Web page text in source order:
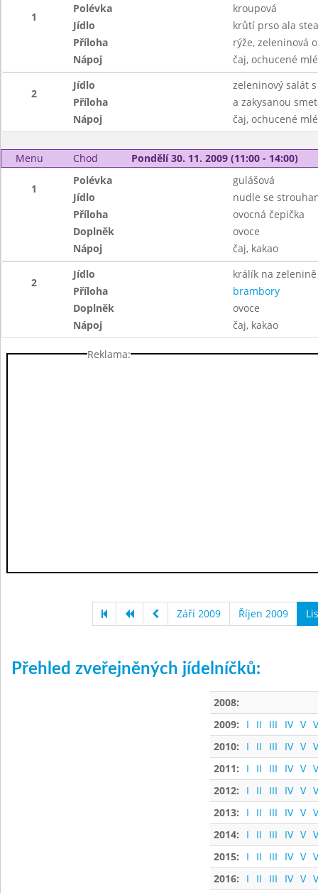
1
Polévka
kroupová
Jídlo
krůtí prso ala
Příloha
rýže, zeleninová
Nápoj
čaj, ochucené
2
Jídlo
zeleninový salát
Příloha
a zakysanou
Nápoj
čaj, ochucené
Menu Chod Pondělí 30. 11. 2009 (11:00 - 14:00)
1
Polévka
gulášová
Jídlo
nudle se
Příloha
ovocná čepička
Doplněk
ovoce
Nápoj
čaj, kakao
2
Jídlo
králík na zelenině
Příloha
brambory
Doplněk
ovoce
Nápoj
čaj, kakao
Reklama:
Září 2009 Říjen 2009
Přehled zveřejněných jídelníčků:
2008:
2009:
I II III IV V
2010:
I II III IV V
2011:
I II III IV V
2012:
I II III IV V
2013:
I II III IV V
2014:
I II III IV V
2015:
I II III IV V
2016:
I II III IV V